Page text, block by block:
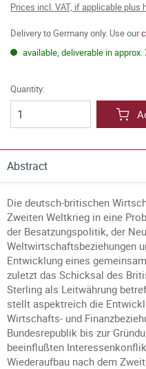
Prices incl. VAT, if applicable plus
Delivery to Germany only. Use our
available, deliverable in
Quantity:
Abstract
Die deutsch-britischen
Zweiten Weltkrieg in eine
der Besatzungspolitik, der
Weltwirtschaftsbeziehungen
Entwicklung eines
zuletzt das Schicksal des
Sterling als Leitwährung
stellt aspektreich die
Wirtschafts- und
Bundesrepublik bis zur
beeinflußten
Wiederaufbau nach dem